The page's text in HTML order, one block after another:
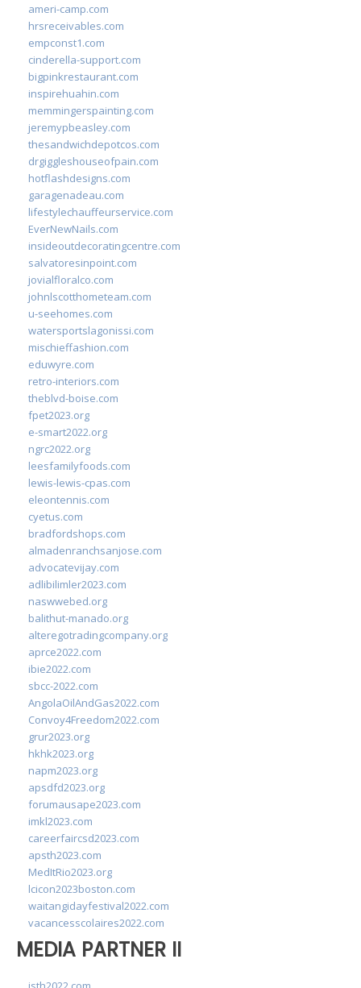
ameri-camp.com
hrsreceivables.com
empconst1.com
cinderella-support.com
bigpinkrestaurant.com
inspirehuahin.com
memmingerspainting.com
jeremypbeasley.com
thesandwichdepotcos.com
drgiggleshouseofpain.com
hotflashdesigns.com
garagenadeau.com
lifestylechauffeurservice.com
EverNewNails.com
insideoutdecoratingcentre.com
salvatoresinpoint.com
jovialfloralco.com
johnlscotthometeam.com
u-seehomes.com
watersportslagonissi.com
mischieffashion.com
eduwyre.com
retro-interiors.com
theblvd-boise.com
fpet2023.org
e-smart2022.org
ngrc2022.org
leesfamilyfoods.com
lewis-lewis-cpas.com
eleontennis.com
cyetus.com
bradfordshops.com
almadenranchsanjose.com
advocatevijay.com
adlibilimler2023.com
naswwebed.org
balithut-manado.org
alteregotradingcompany.org
aprce2022.com
ibie2022.com
sbcc-2022.com
AngolaOilAndGas2022.com
Convoy4Freedom2022.com
grur2023.org
hkhk2023.org
napm2023.org
apsdfd2023.org
forumausape2023.com
imkl2023.com
careerfaircsd2023.com
apsth2023.com
MedItRio2023.org
lcicon2023boston.com
waitangidayfestival2022.com
vacancesscolaires2022.com
MEDIA PARTNER II